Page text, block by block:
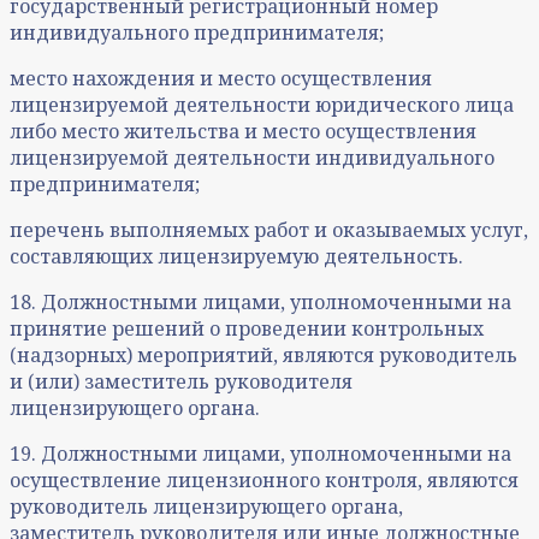
государственный регистрационный номер
индивидуального предпринимателя;
место нахождения и место осуществления
лицензируемой деятельности юридического лица
либо место жительства и место осуществления
лицензируемой деятельности индивидуального
предпринимателя;
перечень выполняемых работ и оказываемых услуг,
составляющих лицензируемую деятельность.
18. Должностными лицами, уполномоченными на
принятие решений о проведении контрольных
(надзорных) мероприятий, являются руководитель
и (или) заместитель руководителя
лицензирующего органа.
19. Должностными лицами, уполномоченными на
осуществление лицензионного контроля, являются
руководитель лицензирующего органа,
заместитель руководителя или иные должностные